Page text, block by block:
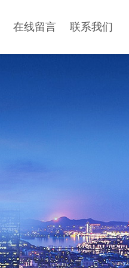
在线留言 联系我们